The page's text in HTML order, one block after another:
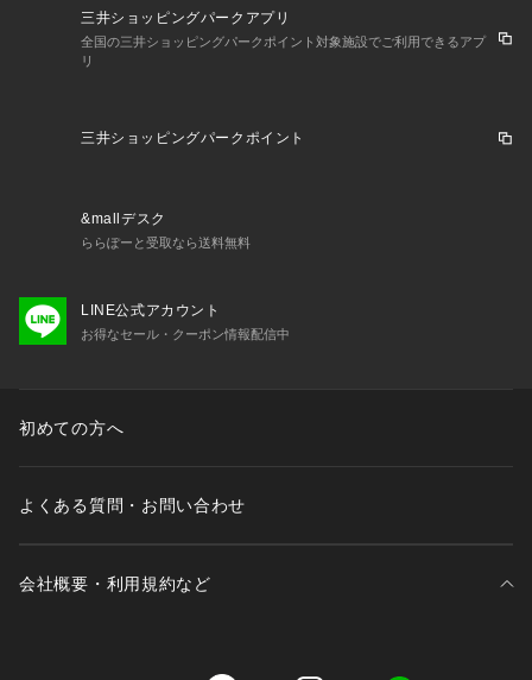
三井ショッピングパークアプリ
全国の三井ショッピングパークポイント対象施設でご利用できるアプ
リ
三井ショッピングパークポイント
&mallデスク
ららぽーと受取なら送料無料
LINE公式アカウント
お得なセール・クーポン情報配信中
初めての方へ
よくある質問・お問い合わせ
会社概要・利用規約など